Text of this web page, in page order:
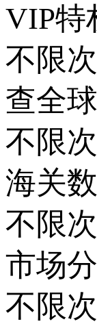
VIP特
不限次
查全球
不限次
海关
不限次
市场
不限次